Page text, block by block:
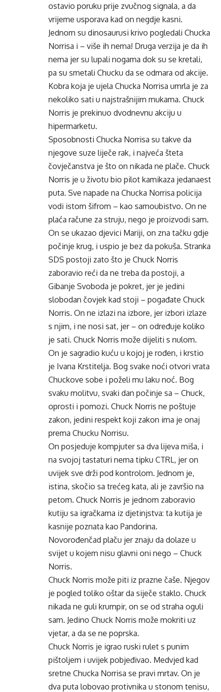
ostavio poruku prije zvučnog signala, a da
vrijeme usporava kad on negdje kasni.
Jednom su dinosaurusi krivo pogledali Chucka
Norrisa i – više ih nema! Druga verzija je da ih
nema jer su lupali nogama dok su se kretali,
pa su smetali Chucku da se odmara od akcije.
Kobra koja je ujela Chucka Norrisa umrla je za
nekoliko sati u najstrašnijim mukama. Chuck
Norris je prekinuo dvodnevnu akciju u
hipermarketu.
Sposobnosti Chucka Norrisa su takve da
njegove suze liječe rak, i najveća šteta
čovječanstva je što on nikada ne plače. Chuck
Norris je u životu bio pilot kamikaza jedanaest
puta. Sve napade na Chucka Norrisa policija
vodi istom šifrom – kao samoubistvo. On ne
plaća račune za struju, nego je proizvodi sam.
On se ukazao djevici Mariji, on zna tačku gdje
počinje krug, i uspio je bez da pokuša. Stranka
SDS postoji zato što je Chuck Norris
zaboravio reći da ne treba da postoji, a
Gibanje Svoboda je pokret, jer je jedini
slobodan čovjek kad stoji – pogađate Chuck
Norris. On ne izlazi na izbore, jer izbori izlaze
s njim, i ne nosi sat, jer – on određuje koliko
je sati. Chuck Norris može dijeliti s nulom.
On je sagradio kuću u kojoj je rođen, i krstio
je Ivana Krstitelja. Bog svake noći otvori vrata
Chuckove sobe i poželi mu laku noć. Bog
svaku molitvu, svaki dan počinje sa – Chuck,
oprosti i pomozi. Chuck Norris ne poštuje
zakon, jedini respekt koji zakon ima je onaj
prema Chucku Norrisu.
On posjeduje kompjuter sa dva lijeva miša, i
na svojoj tastaturi nema tipku CTRL, jer on
uvijek sve drži pod kontrolom. Jednom je,
istina, skočio sa trećeg kata, ali je završio na
petom. Chuck Norris je jednom zaboravio
kutiju sa igračkama iz djetinjstva: ta kutija je
kasnije poznata kao Pandorina.
Novorođenčad plaču jer znaju da dolaze u
svijet u kojem nisu glavni oni nego – Chuck
Norris.
Chuck Norris može piti iz prazne čaše. Njegov
je pogled toliko oštar da siječe staklo. Chuck
nikada ne guli krumpir, on se od straha oguli
sam. Jedino Chuck Norris može mokriti uz
vjetar, a da se ne poprska.
Chuck Norris je igrao ruski rulet s punim
pištoljem i uvijek pobjeđivao. Medvjed kad
sretne Chucka Norrisa se pravi mrtav. On je
dva puta lobovao protivnika u stonom tenisu,